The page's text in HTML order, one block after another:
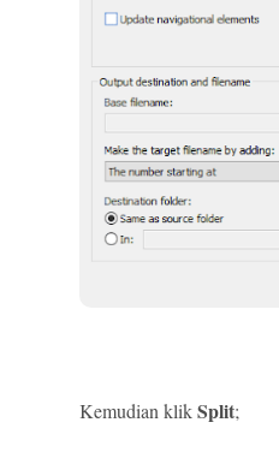
Kemudian klikSplit;